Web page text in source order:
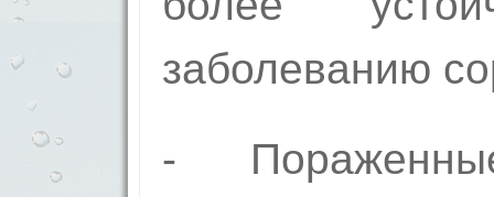
заболеванию
-